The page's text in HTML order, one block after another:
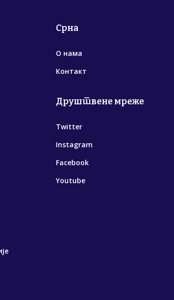
Срна
О нама
Контакт
Друштвене мреже
Twitter
Instagram
Facebook
Youtube